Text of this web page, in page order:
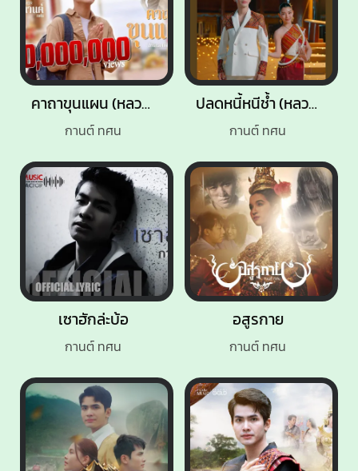
อสูรกาย
กานต์ ทศน
คาถาขุนแผน (หลวงพ่อกวย)
กานต์ ทศน
เซาฮักล่ะบ้อ
กานต์ ทศน
ปลดหนี้หนีช้ำ (หลวงปู่ศิลา)
กานต์ ทศน